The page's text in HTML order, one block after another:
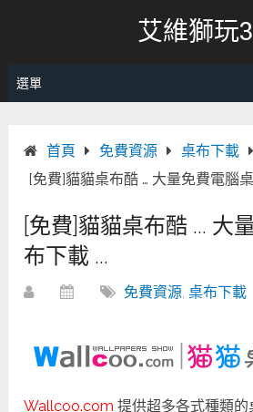
艾維獅玩
選單
首頁 免費資源
桌布下載
[免費]貓貓桌布酷 … 大量免費電腦
[免費]貓貓桌布酷 … 大
布下載 …
免費資源,桌布下載
Wallcoo.com 提供超多各式種類